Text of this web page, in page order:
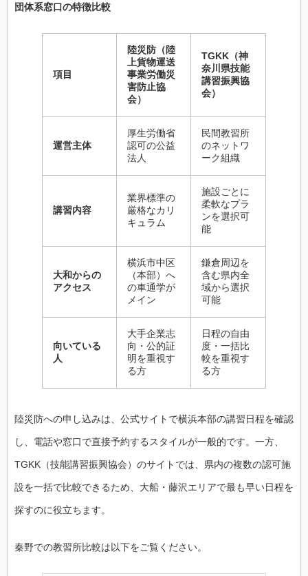
団体系窓口の特徴比較
項目
陸災防（陸
上貨物運送
事業労働災
害防止協
会）
TGKK（神
奈川県技能
講習振興協
会）
運営主体
厚生労働省
認可の公益
法人
民間教習所
のネットワ
ーク組織
講習内容
業界標準の
厳格なカリ
キュラム
施設ごとに
柔軟なプラ
ンを選択可
能
大和からの
アクセス
横浜市中区
（本部）へ
の車通学が
メイン
鎌倉周辺を
含む県内全
域から選択
可能
向いている
人
大手企業志
向・公的証
明を重視す
る方
日程の自由
度・一括比
較を重視す
る方
陸災防への申し込みは、公式サイトで横浜本部の講習日程を確認
し、電話や窓口で直接予約するスタイルが一般的です。一方、
TGKK（技能講習振興協会）のサイトでは、県内の複数の認可施
設を一括で比較できるため、大船・藤沢エリアで最も早い日程を
探すのに役立ちます。
秦野での教習所比較は以下をご覧ください。